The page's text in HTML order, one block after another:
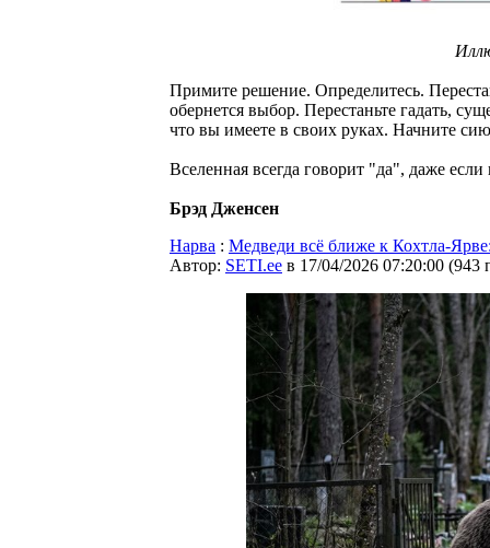
Примите решение. Определитесь.
обернется выбор. Перестаньте гадать,
что вы имеете в своих руках. Начните
Вселенная всегда говорит "да", даже
Брэд Дженсен
Нарва : Медведи всё ближе к Кохтла-
Автор: SETI.ee в 17/04/2026 07:20:00 (943